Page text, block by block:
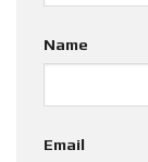
Name
Email